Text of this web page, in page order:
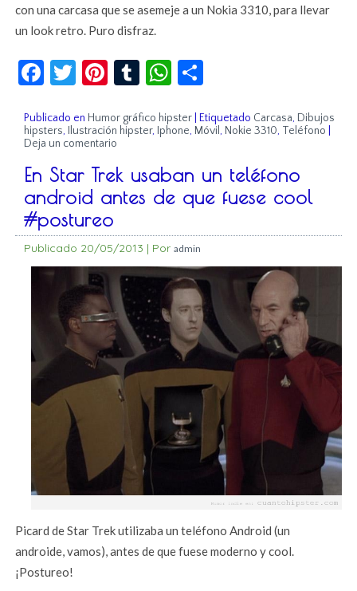
con una carcasa que se asemeje a un Nokia 3310, para llevar
un look retro. Puro disfraz.
Facebook
Twitter
Pinterest
TumblrWhatsApp
Publicado en Humor gráfico hipster |Etiquetado Carcasa, Dibujos
hipsters, Ilustración hipster, Iphone, Móvil , Nokie 3310, Teléfono
Deja un comentario
En Star Trek usaban un teléfono
android antes de que fuese cool
#postureo
Publicado 20/05/2013 | Por admin
Picard de Star Trek utilizaba un teléfono Android (un
androide, vamos), antes de que fuese moderno y cool.
¡Postureo!